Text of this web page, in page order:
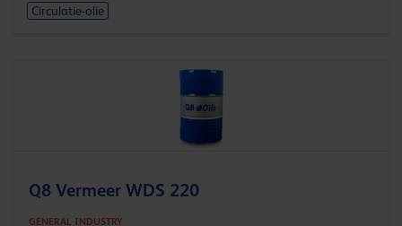
Circulatie-olie
Q8 Vermeer WDS 220
GENERAL INDUSTRY